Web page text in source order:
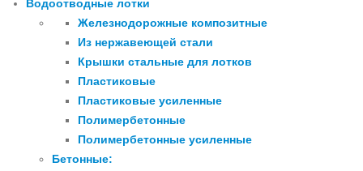
Водоотводные лотки
Железнодорожные композитные
Из нержавеющей стали
Крышки стальные для лотков
Пластиковые
Пластиковые усиленные
Полимербетонные
Полимербетонные усиленные
Бетонные: